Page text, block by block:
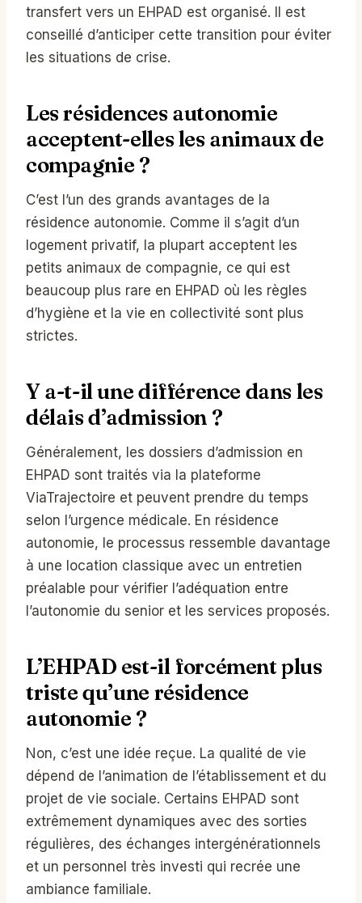
transfert vers un EHPAD est organisé. Il est
conseillé d’anticiper cette transition pour éviter
les situations de crise.
Les résidences autonomie
acceptent-elles les animaux de
compagnie ?
C’est l’un des grands avantages de la
résidence autonomie. Comme il s’agit d’un
logement privatif, la plupart acceptent les
petits animaux de compagnie, ce qui est
beaucoup plus rare en EHPAD où les règles
d’hygiène et la vie en collectivité sont plus
strictes.
Y a-t-il une différence dans les
délais d’admission ?
Généralement, les dossiers d’admission en
EHPAD sont traités via la plateforme
ViaTrajectoire et peuvent prendre du temps
selon l’urgence médicale. En résidence
autonomie, le processus ressemble davantage
à une location classique avec un entretien
préalable pour vérifier l’adéquation entre
l’autonomie du senior et les services proposés.
L’EHPAD est-il forcément plus
triste qu’une résidence
autonomie ?
Non, c’est une idée reçue. La qualité de vie
dépend de l’animation de l’établissement et du
projet de vie sociale. Certains EHPAD sont
extrêmement dynamiques avec des sorties
régulières, des échanges intergénérationnels
et un personnel très investi qui recrée une
ambiance familiale.